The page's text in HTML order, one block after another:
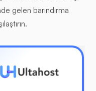
gelen barındırma